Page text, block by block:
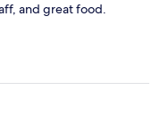
and great food.